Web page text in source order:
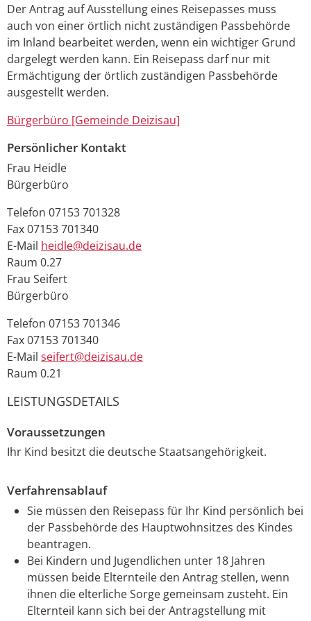
Der Antrag auf Ausstellung eines Reisepasses muss
auch von einer örtlich nicht zuständigen Passbehörde
im Inland bearbeitet werden, wenn ein wichtiger Grund
dargelegt werden kann. Ein Reisepass darf nur mit
Ermächtigung der örtlich zuständigen Passbehörde
ausgestellt werden.
Bürgerbüro [Gemeinde Deizisau]
Persönlicher Kontakt
Frau Heidle
Bürgerbüro
Telefon 07153 701328
Fax07153 701340
E-Mail heidle@deizisau.de
Raum 0.27
Frau Seifert
Bürgerbüro
Telefon 07153 701346
Fax07153 701340
E-Mail seifert@deizisau.de
Raum 0.21
LEISTUNGSDETAILS
Voraussetzungen
Ihr Kind besitzt die deutsche Staatsangehörigkeit.
Verfahrensablauf
Sie müssen den Reisepass für Ihr Kind persönlich bei
der Passbehörde des Hauptwohnsitzes des Kindes
beantragen.
Bei Kindern und Jugendlichen unter 18 Jahren
müssen beide Elternteile den Antrag stellen, wenn
ihnen die elterliche Sorge gemeinsam zusteht. Ein
Elternteil kann sich bei der Antragstellung mit